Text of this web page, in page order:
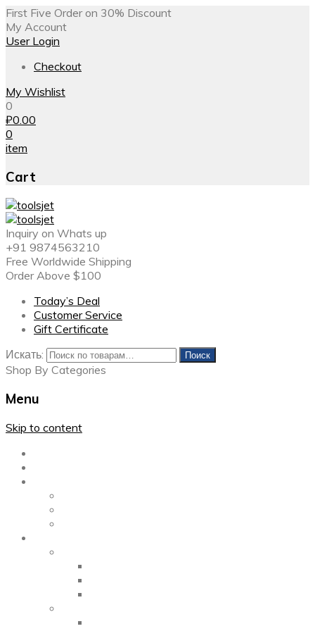
First Five Order on 30% Discount
My Account
User Login
Checkout
My Wishlist
0
₽0.00
0
item
Cart
Inquiry on Whats up
+91 9874563210
Free Worldwide Shipping
Order Above $100
Today’s Deal
Customer Service
Gift Certificate
Искать:
Поиск
Shop By Categories
Menu
Skip to content